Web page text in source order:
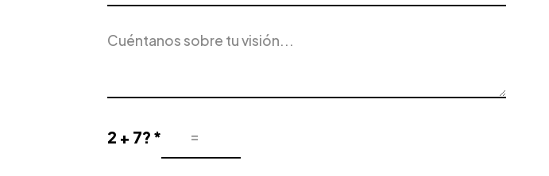
Servicio
Interés
del
2 + 7? *
Resultado